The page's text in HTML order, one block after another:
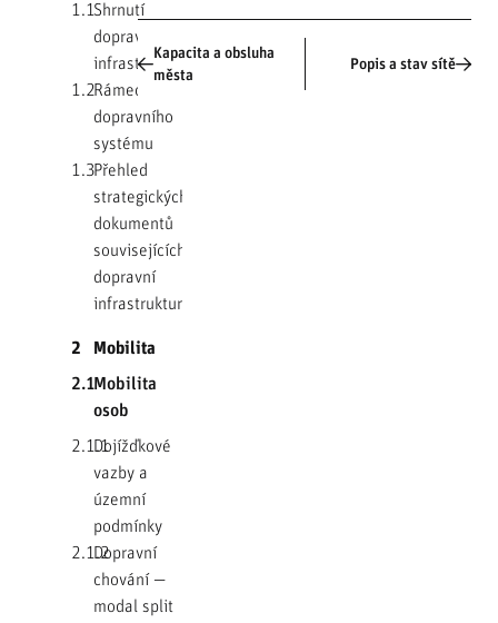
1.1Shrnutí
dopravní
infrastruktury
1.2Rámec
dopravního
systému
1.3Přehled
strategických
dokumentů
souvisejících s
dopravní
infrastrukturou
2
Mobilita
2.1Mobilita
osob
2.1.1Dojížďkové
vazby a
územní
podmínky
2.1.2Dopravní
chování —
modal split
Kapacita a obsluha
města
Popis a stav sítě